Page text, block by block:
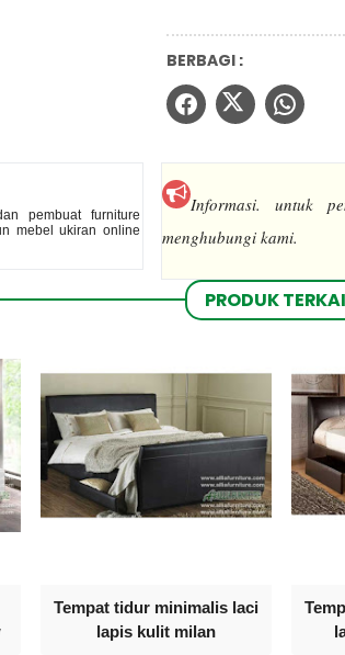
BERBAGI :
pembuat furniture
mebel ukiran online
Informasi.untuk
menghubungi kami.
PRODUK
Tempat tidur minimalis laci
lapis kulit milan